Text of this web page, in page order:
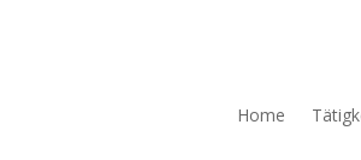
Home